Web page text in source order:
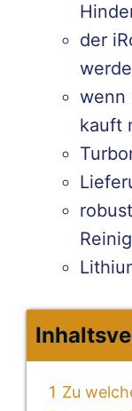
der
wenn
kauft
1 Zu